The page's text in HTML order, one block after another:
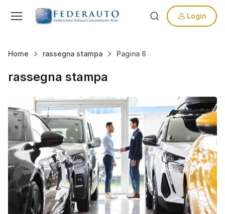
Login
Home rassegna stampa Pagina 6
rassegna stampa